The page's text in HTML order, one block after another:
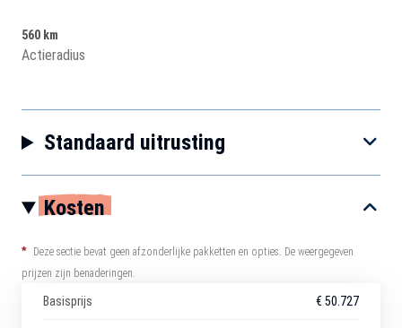
560 km
Actieradius
Standaard uitrusting
Kosten
*
Deze sectie bevat geen afzonderlijke pakketten en opties. De weergegeven
prijzen zijn benaderingen.
Basisprijs € 50.727